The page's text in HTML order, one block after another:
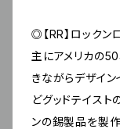
◎【RR】ロック
主にアメリカの
きながらデザイ
どグッドテイス
ンの錫製品を製